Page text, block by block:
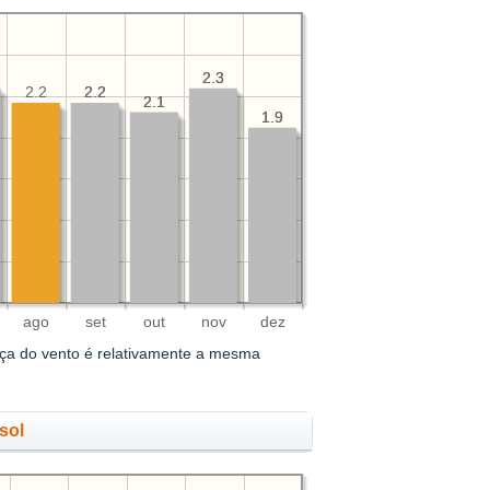
ago set out nov dez
1.9
2.3
2.1
2.2
1.9
2.3
2.1
2.2
2.2
do vento é relativamente a mesma